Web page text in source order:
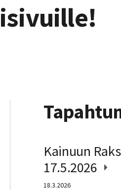
Kainuun
17.5.2026
18.3.2026